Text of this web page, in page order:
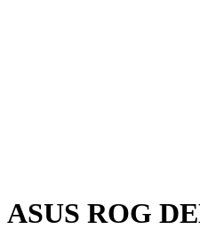
ASUS ROG